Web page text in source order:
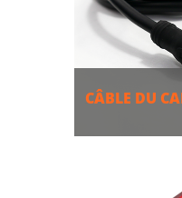
CÂBLE DU